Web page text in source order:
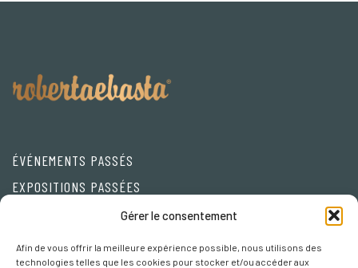
Gérer le consentement
Afin de vous offrir la meilleure expérience possible, nous utilisons des
technologies telles que les cookies pour stocker et/ou accéder aux
ÉVÉNEMENTS PASSÉS
EXPOSITIONS PASSÉES
Privacy Policy